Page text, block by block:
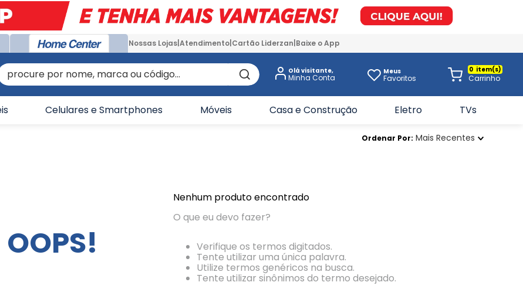
Nossas Lojas Atendimento Cartão Liderzan Baixe o App
por nome, marca ou código... Olá visitante, Meus
Favoritos
0
Celulares e Smartphones Móveis Casa e Construção Eletro TVs
Ordenar Por Mais Recentes
OOPS!
Nenhum produto encontrado
O que eu devo fazer?
Verifique os termos digitados.
Tente utilizar uma única palavra.
Utilize termos genéricos na busca.
Tente utilizar sinônimos do termo desejado.